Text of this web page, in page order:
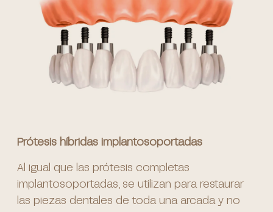
Prótesis híbridas implantosoportadas
Al igual que las prótesis completas
implantosoportadas, se utilizan para restaurar
las piezas dentales de toda una arcada y no